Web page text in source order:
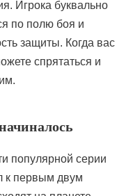
Игрока буквально
по полю боя и
защиты. Когда вас
спрятаться и
популярной серии
к первым двум